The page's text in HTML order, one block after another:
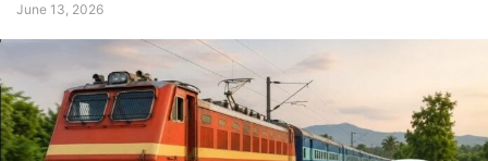
June 13, 2026